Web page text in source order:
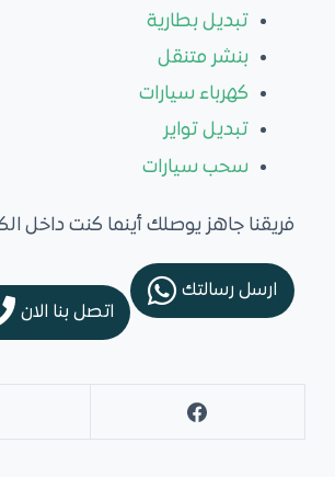
تبديل بطارية
بنشر متنقل
كهرباء سيارات
تبديل تواير
سحب سيارات
فريقنا جاهز يوصلك أينما كنت داخل
ارسل رسالتك
اتصل بنا الان